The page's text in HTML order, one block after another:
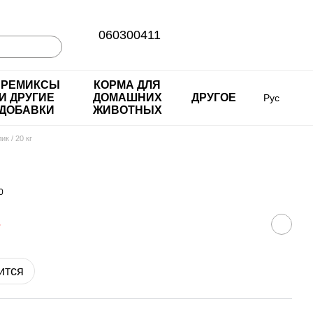
060300411
И ДРУГИЕ
КОРМА ДЛЯ
ДОМАШНИХ
ЖИВОТНЫХ
ДРУГОЕ Рус
/ 20 кг